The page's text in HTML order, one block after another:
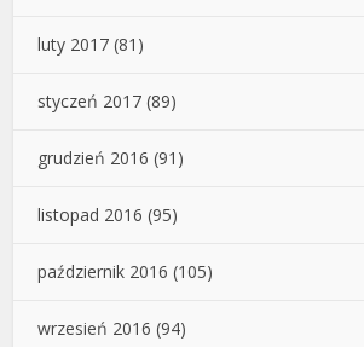
luty 2017 (81)
styczeń 2017 (89)
grudzień 2016 (91)
listopad 2016 (95)
październik 2016 (105)
wrzesień 2016 (94)